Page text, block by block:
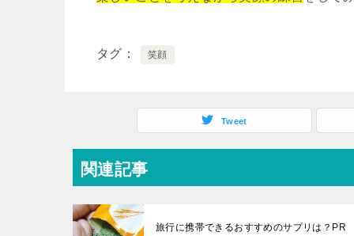
タグ 笑顔
Tweet
関連記事
旅行に携帯できるおすすめのサプリは？PR